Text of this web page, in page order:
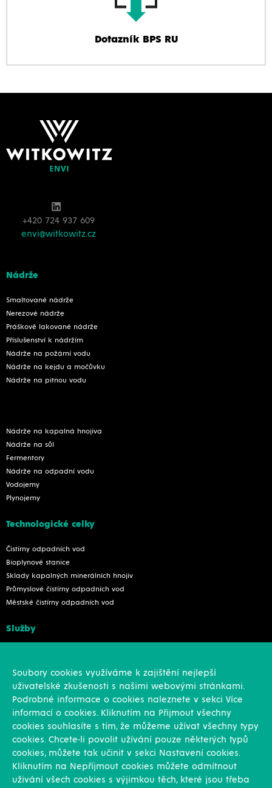
Dotazník BPS RU
+420 724 937 609
envi@witkowitz.cz
Nádrže
Smaltované nádrže
Nerezové nádrže
Práškově lakované nádrže
Příslušenství k nádržím
Nádrže na požární vodu
Nádrže na kejdu a močůvku
Nádrže na pitnou vodu
Nádrže na kapalná hnojiva
Nádrže na sůl
Fermentory
Nádrže na odpadní vodu
Vodojemy
Plynojemy
Technologické celky
Čistírny odpadních vod
Bioplynové stanice
Sklady kapalných minerálních hnojiv
Průmyslové čistírny odpadních vod
Městské čistírny odpadních vod
Služby
Novinky
Reference
Soubory cookies využíváme k zajištění nejlepší
uživatelské zkušenosti s našimi webovými stránkami.
Podrobné informace o cookies naleznete v sekci Více
informací o cookies. Kliknutím na Přijmout všechny
cookies souhlasíte s tím, že můžeme užívat všechny typy
cookies. Chcete-li povolit užívání pouze některých typů
cookies, můžete tak učinit v sekci Nastavení cookies.
Kliknutím na Nepříjmout cookies můžete odmítnout
uživání všech cookies s výjimkou těch, které jsou třeba